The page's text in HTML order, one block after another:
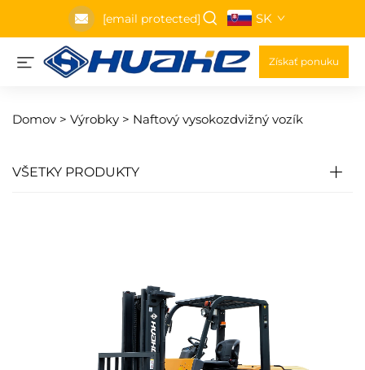
[email protected] SK
Získať ponuku
Domov > Výrobky > Naftový vysokozdvižný vozík
VŠETKY PRODUKTY